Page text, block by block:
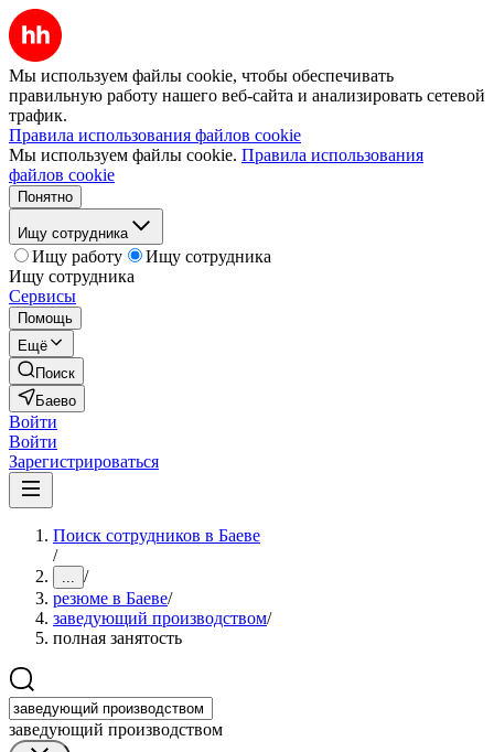
Мы используем файлы cookie, чтобы обеспечивать
правильную работу нашего веб-сайта и анализировать сетевой
трафик.
Правила использования файлов cookie
Мы используем файлы cookie. Правила использования
файлов cookie
Понятно
Ищу сотрудника
Ищу работу
Ищу сотрудника
Ищу сотрудника
Сервисы
Помощь
Ещё
Поиск
Баево
Войти
Войти
Зарегистрироваться
Поиск сотрудников в Баеве
/
... /
резюме в Баеве/
заведующий производством/
полная занятость
заведующий производством